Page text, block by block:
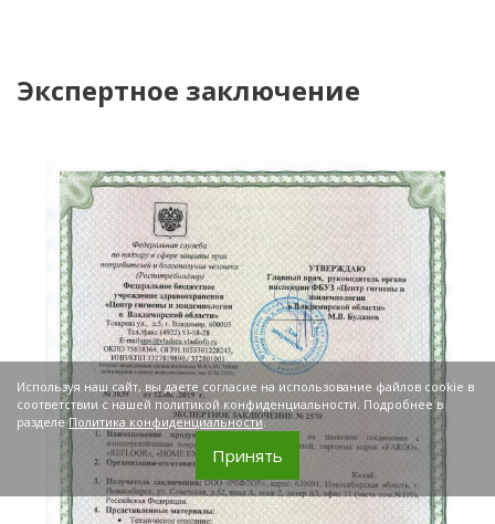
Экспертное заключение
Используя наш сайт, вы даете согласие на использование файлов cookie в
соответствии с нашей политикой конфиденциальности. Подробнее в
разделеПолитика конфиденциальности.
Принять